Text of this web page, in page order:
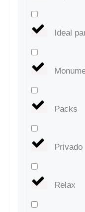
Ideal
Packs
Privado
Relax